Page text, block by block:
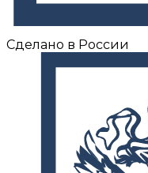
Сделано в России